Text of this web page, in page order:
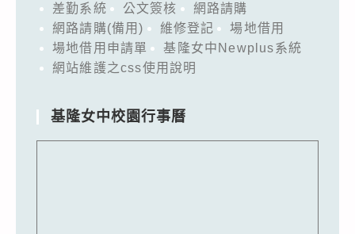
差勤系統 公文簽核
網路請購
網路請購(備用)
維修登記
場地借用
場地借用申請單
基隆女中Newplus系統
網站維護之css使用說明
基隆女中校園行事曆